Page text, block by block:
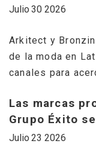
Arkitect y
de la moda en
canales para
Julio 30 2026
Las marcas
Grupo Éxito
Julio 23 2026